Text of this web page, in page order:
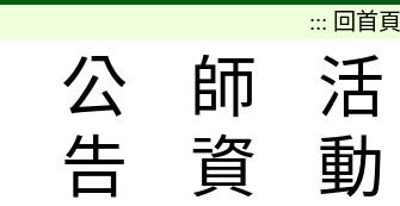
::: 回首頁
公
告
師
資
活
動